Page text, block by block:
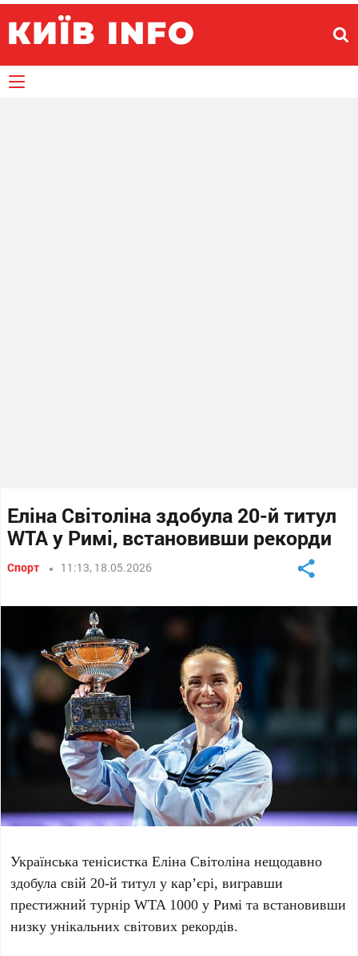
Еліна Світоліна здобула 20-й титул
WTA у Римі, встановивши рекорди
Спорт 11:13, 18.05.2026
Українська тенісисткаЕліна Світоліна нещодавно
здобула свій20-й титул у кар’єрі, вигравши
престижний турнірWTA 1000 уРимі та встановивши
низку унікальних світових рекордів.